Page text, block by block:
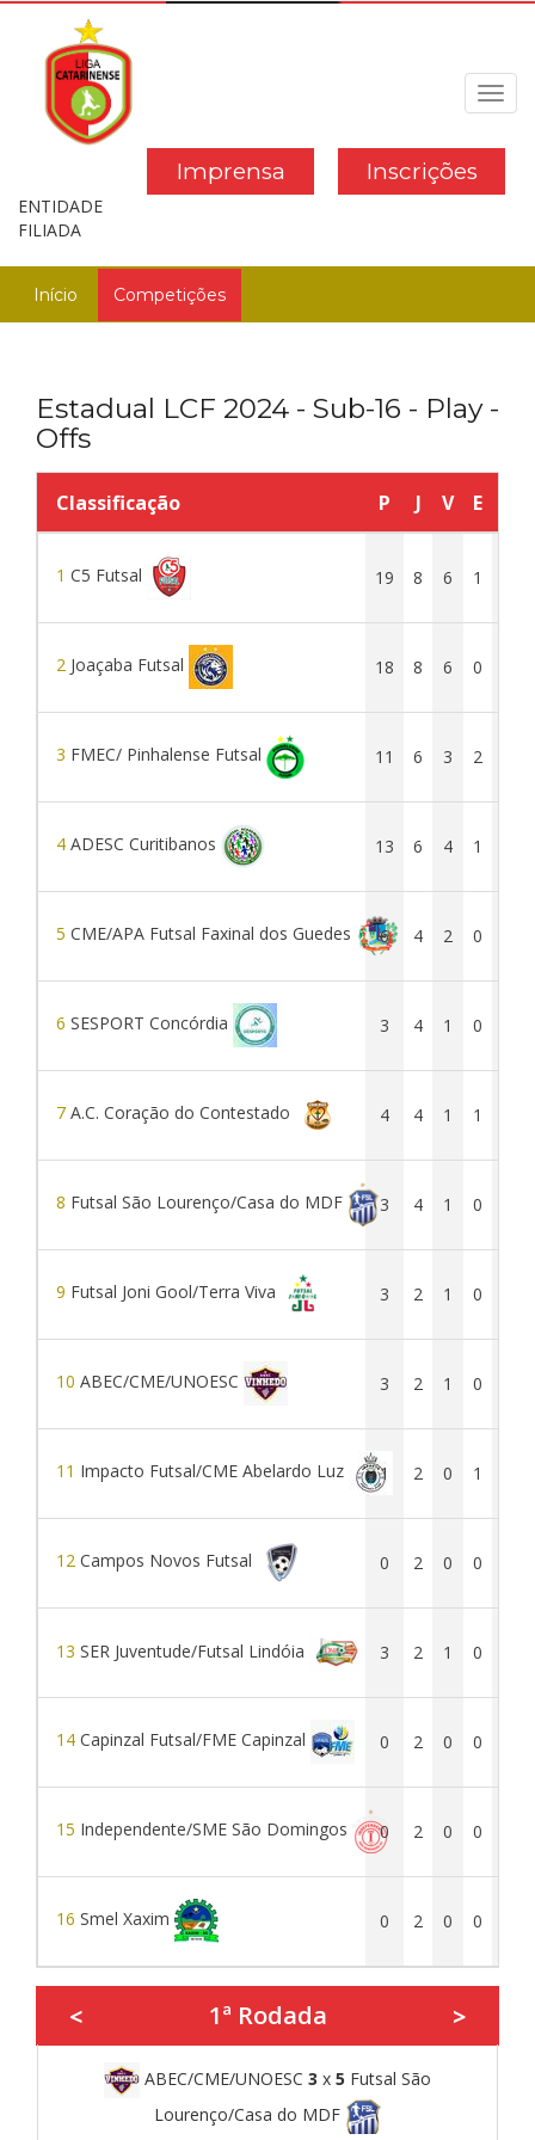
Inscrições
Imprensa
ENTIDADE
FILIADA
Início Competições
Estadual LCF 2024 - Sub-16 - Play -
Offs
Classificação P J V E
1 C5 Futsal 19 8 6 1
2 Joaçaba Futsal 18 8 6 0
3 FMEC/ Pinhalense Futsal 11 6 3 2
4 ADESC Curitibanos 13 6 4 1
5 CME/APA Futsal Faxinal dos Guedes 6 4 2 0
6 SESPORT Concórdia 3 4 1 0
7 A.C. Coração do Contestado 4 4 1 1
8 Futsal São Lourenço/Casa do MDF 3 4 1 0
9 Futsal Joni Gool/Terra Viva 3 2 1 0
10 ABEC/CME/UNOESC 3 2 1 0
11 Impacto Futsal/CME Abelardo Luz 1 2 0 1
12 Campos Novos Futsal 0 2 0 0
13 SER Juventude/Futsal Lindóia 3 2 1 0
14 Capinzal Futsal/FME Capinzal 0 2 0 0
15 Independente/SME São Domingos 0 2 0 0
16 Smel Xaxim 0 2 0 0
< 1ª Rodada >
ABEC/CME/UNOESC 3 x 5 Futsal São
Lourenço/Casa do MDF